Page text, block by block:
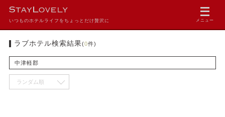
いつものホテルライフをちょっとだけ贅沢に メニュー
ラブホテル検索結果(0件)
中津軽郡